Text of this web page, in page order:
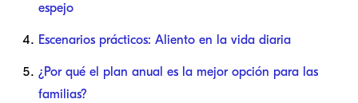
espejo
Escenarios prácticos: Aliento en la vida diaria
¿Por qué el plan anual es la mejor opción para las
familias?